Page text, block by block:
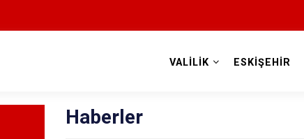
VALİLİK ESKİŞEHİR
Haberler